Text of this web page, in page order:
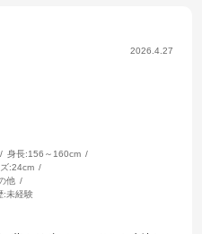
2026.4.27
身長:156～160cm
:24cm
他
:未経験